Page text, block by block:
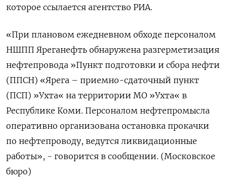
которое ссылается агентство РИА.
«При плановом ежедневном обходе персоналом
НШПП Яреганефть обнаружена разгерметизация
нефтепровода »Пункт подготовки и сбора нефти
(ППСН) «Ярега – приемно-сдаточный пункт
(ПСП) »Ухта« на территории МО »Ухта« в
Республике Коми​​​. Персоналом нефтепромысла
оперативно организована остановка прокачки
по нефтепроводу, ведутся ликвидационные
работы», - говорится в сообщении. (Московское
бюро)